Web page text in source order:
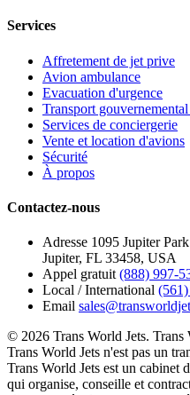
Services
Affretement de jet prive
Avion ambulance
Evacuation d'urgence
Transport
Services de conciergerie
Vente et location d'avions
Sécurité
À propos
Contactez-nous
Adresse 1095 Jupiter
Jupiter, FL 33458, USA
Appel gratuit (888) 997-
Local / International
Email
© 2026 Trans World Jets. Trans
Trans World Jets n'est pas un
Trans World Jets est un cabinet
qui organise, conseille et